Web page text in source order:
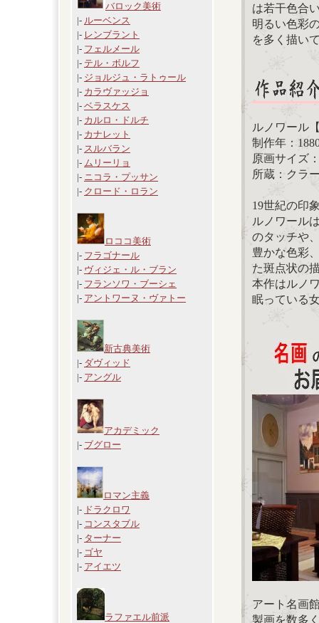
バロック美術
|- ルーベンス
|- レンブラント
|- フェルメール
|- テル・ボルフ
|- ジョルジュ・ラトゥール
|- カラヴァッジョ
|- ベラスケス
|- カルロ・ドルチ
|- カナレット
|- スルバラン
|- ムリーリョ
|- ニコラ・プッサン
|- クロード・ロラン
ロココ美術
|- フラゴナール
|- ヴィジェ・ル・ブラン
|- フランソワ・ブーシェ
|- アントワーヌ・ヴァトー
新古典美術
|- ダヴィッド
|- アングル
アカデミック
|- ブグロー
ロマン主義
|- ドラクロワ
|- コンスタブル
|- ターナー
|- ゴヤ
|- アイエツ
ラファエル前派
は若干色合
明るい色彩
を多く描い
ルノワール
制作年：
原画サイズ
所蔵：クラ
19世紀の印
ルノワール
のタッチや
豊かな色彩
た斑点状の
本作はルノ
眠っている
アート名画
製画を数多